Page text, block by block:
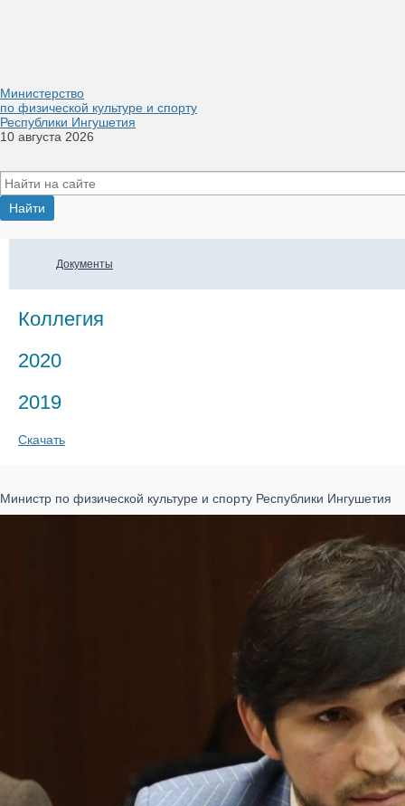
Министерство
по физической культуре и спорту
Республики Ингушетия
10 августа 2026
Документы
Коллегия
2020
2019
Скачать
Министр по физической культуре и спорту Республики Ингушетия